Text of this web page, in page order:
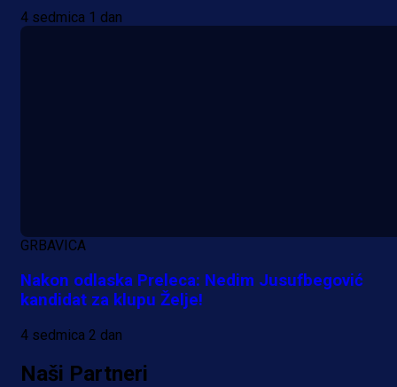
4 sedmica 1 dan
GRBAVICA
Nakon odlaska Preleca: Nedim Jusufbegović
kandidat za klupu Želje!
4 sedmica 2 dan
Naši Partneri